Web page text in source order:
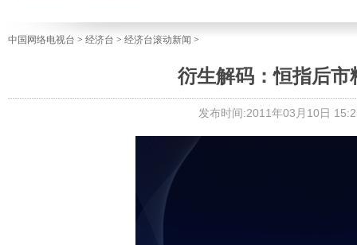
中国网络电视台 > 经济台 > 经济台滚动新闻 >
衍生解码：恒指后
发布时间:2011年03月10日